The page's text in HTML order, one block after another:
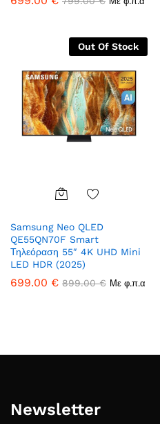
Out Of Stock
to
Wish
list
Samsung Neo QLED
QE55QN70F Smart
Τηλεόραση 55″ 4K UHD Mini
LED HDR (2025)
699.00 € 899.00€ Με φ.π.α
Newsletter